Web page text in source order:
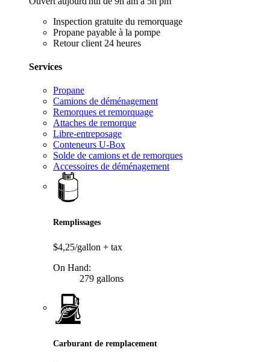
Inspection gratuite du remorquage
Propane payable à la pompe
Retour client 24 heures
Services
Propane
Camions de déménagement
Remorques et remorquage
Attaches de remorque
Libre-entreposage
Conteneurs U-Box
Solde de camions et de remorques
Accessoires de déménagement
Remplissages
$4,25/gallon + tax
On Hand:
279 gallons
Carburant de remplacement